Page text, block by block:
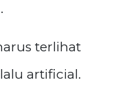
terlihat
artificial.